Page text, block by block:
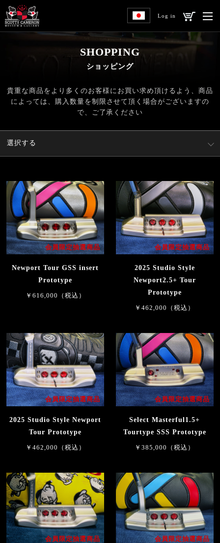
Log in
SHOPPING
ショッピング
貴重な商品をより多くのお客様にお買い求め頂けるよう、 商品
によっては、購入数量を制限させて頂く場合がございますの
で、ご了承ください
選択する
会員限定抽選商品
Newport Tour GSS insert
Prototype
￥616,000（税込）
会員限定抽選商品
2025 Studio Style
Newport2.5+ Tour
Prototype
￥462,000（税込）
会員限定抽選商品
2025 Studio Style Newport
Tour Prototype
￥462,000（税込）
会員限定抽選商品
Select Masterful1.5+
Tourtype SSS Prototype
￥385,000（税込）
会員限定抽選商品 会員限定抽選商品